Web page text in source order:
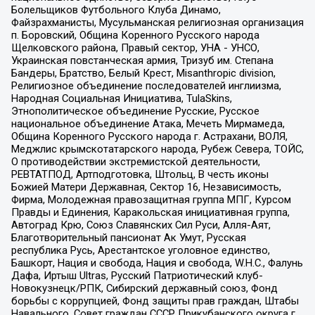
Болельщиков Футбольного Клуба Динамо,
Файзрахманисты, Мусульманская религиозная организация
п. Боровский, Община Коренного Русского народа
Щелковского района, Правый сектор, УНА - УНСО,
Украинская повстанческая армия, Тризуб им. Степана
Бандеры, Братство, Белый Крест, Misanthropic division,
Религиозное объединение последователей инглиизма,
Народная Социальная Инициатива, TulaSkins,
Этнополитическое объединение Русские, Русское
национальное объединение Атака, Мечеть Мирмамеда,
Община Коренного Русского народа г. Астрахани, ВОЛЯ,
Меджлис крымскотатарского народа, Рубеж Севера, ТОЙС,
О противодействии экстремистской деятельности,
РЕВТАТПОД, Артподготовка, Штольц, В честь иконы
Божией Матери Державная, Сектор 16, Независимость,
Фирма, Молодежная правозащитная группа МПГ, Курсом
Правды и Единения, Каракольская инициативная группа,
Автоград Крю, Союз Славянских Сил Руси, Алля-Аят,
Благотворительный пансионат Ак Умут, Русская
республика Русь, Арестантское уголовное единство,
Башкорт, Нация и свобода, Нация и свобода, W.H.С., Фалунь
Дафа, Иртыш Ultras, Русский Патриотический клуб-
Новокузнецк/РПК, Сибирский державный союз, Фонд
борьбы с коррупцией, Фонд защиты прав граждан, Штабы